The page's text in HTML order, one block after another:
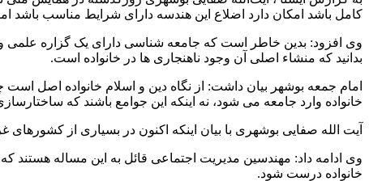
کامل باشد امکان دارد اضلاع این هندسه دارای شرایط مناسب باشد
وی افزود: بدین خاطر است که جامعه شناسی دارای یک گزاره علمی
بدانید که منشاء اصلی آن وجود ناهنجاری ها در خانواده است.
امام جمعه بوشهر بیان داشت: از نگاه دین و اسلام خانواده اصل
خانواده وارد جامعه می شود، نه اینکه این جوامع باشند که
آیت الله صفایی بوشهری با بیان اینکه اکنون در بسیاری از
وی ادامه داد: مهندسین مدیریت اجتماعی قائل به این مساله هستند
خانواده درست شود.